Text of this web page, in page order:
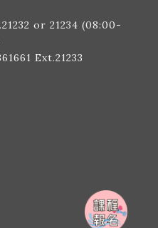
or 21234 (08:00-
Ext.21233